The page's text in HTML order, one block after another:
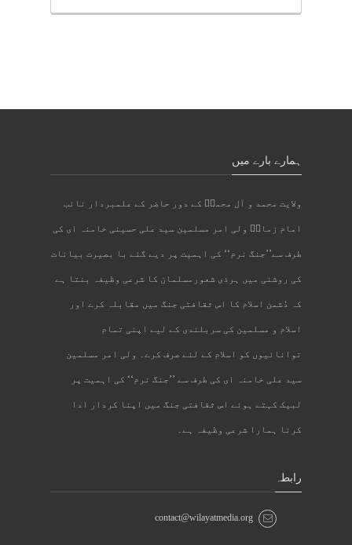
ہمارے بارے میں
ولایت محمد و آل محمدؐ کے دور حاضر کے علمبردار نائب
امام زمانؑ ولی امر مسلمین سید علی حسینی خامنہ ای کی
طرف سے’’جنگ نرم‘‘ کی اہمیت پر دیے گئے با بصیرت بیانات
کی روشنی میں ہرذی شعورمسلمان کا شرعی وظیفہ بنتا ہے
کہ دُشمن اسلام کا اس ثقافتی جنگ میں مقابلہ کرے اور
اسلام و مسلمین کی سربلندی کے لیے اپنی تمام
توانائیوں کو اسلام کے لئے صرف کرے۔ ولی امر مسلمین
سید علی خامنہ ای کی طرف سے ’’جنگ نرم‘‘ کی اہمیت پر
لبیک کہتے ہوئے اس ثقافتی جنگ میں اپنا کردار ادا
کرنا ہمارا شرعی وظیفہ ہے۔
رابطہ
contact@wilayatmedia.org